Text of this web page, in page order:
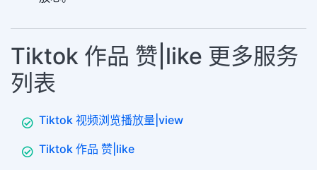
Tiktok 作品 赞|like 更多服务
列表
Tiktok 视频浏览播放量|view
Tiktok 作品 赞|like